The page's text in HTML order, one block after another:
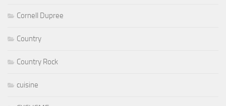
Cornell Dupree
Country
Country Rock
cuisine